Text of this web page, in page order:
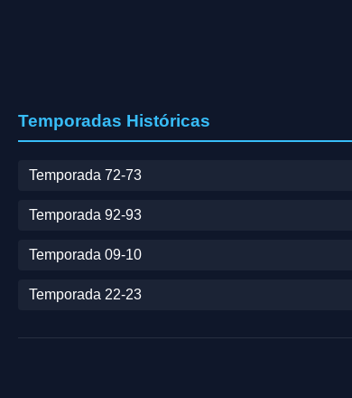
Temporadas Históricas
Temporada 72-73
Temporada 92-93
Temporada 09-10
Temporada 22-23